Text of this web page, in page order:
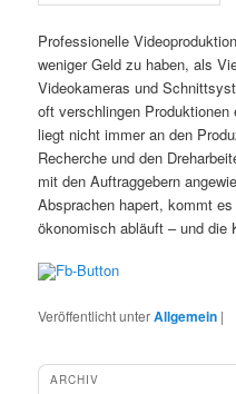
Professionelle
weniger Geld zu haben, als
Videokameras und
oft verschlingen
liegt nicht immer an den
Recherche und den
mit den Auftraggebern
Absprachen hapert, kommt
ökonomisch abläuft – und
Veröffentlicht unterAllgemein |
ARCHIV